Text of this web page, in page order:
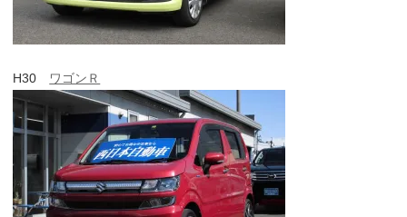
H30 ワゴンＲ